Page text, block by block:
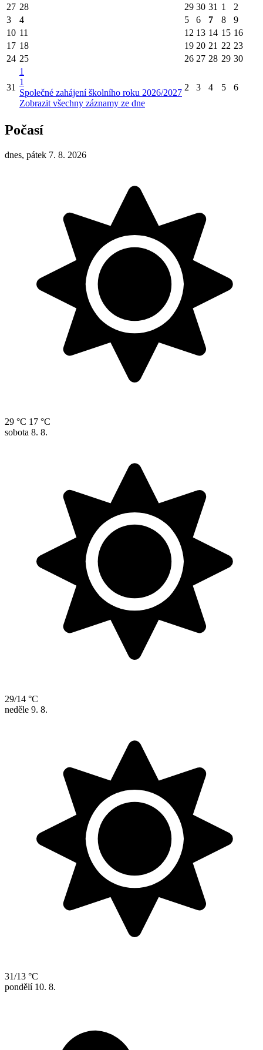
27 28 29 30 31 1
2
3
4 5 6 7 8
9
10 11 12 13 14 15 16
17 18 19 20 21 22 23
24 25 26 27 28 29 30
31
1
1
Společné zahájení školního roku 2026/2027
Zobrazit všechny záznamy ze dne
2 3 4 5 6
Počasí
dnes, pátek 7. 8. 2026
29 °C 17 °C
sobota 8. 8.
29/14 °C
neděle 9. 8.
31/13 °C
pondělí 10. 8.